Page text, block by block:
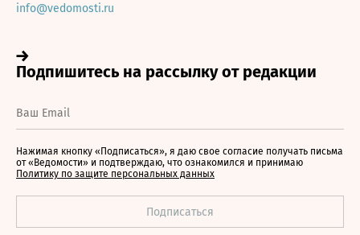
info@vedomosti.ru
Нажимая кнопку «Подписаться», я даю свое согласие получать письма
от «Ведомости» и подтверждаю, что ознакомился и принимаю
Политику по защите персональных данных